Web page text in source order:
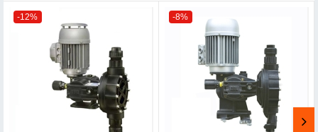
-12% -8%